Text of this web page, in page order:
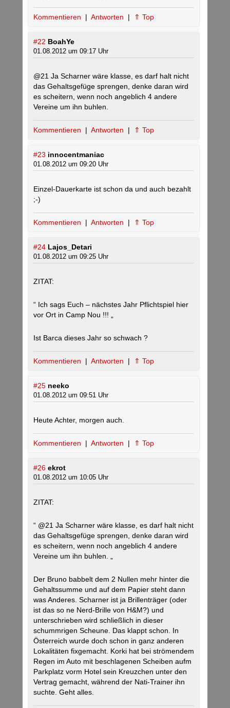
Kommentieren | Antworten | ⇑ Top
#22 BoahYe
01.08.2012 um 09:17 Uhr
@21 Ja Scharner wäre klasse, es darf halt nicht
das Gehaltsgefüge sprengen, denke daran wird
es scheitern, wenn noch angeblich 4 andere
Vereine um ihn buhlen.
Kommentieren | Antworten | ⇑ Top
#23 innocentmaniac
01.08.2012 um 09:20 Uhr
Einzel-Dauerkarte ist schon da und auch bezahlt
;-)
Kommentieren | Antworten | ⇑ Top
#24 Lajos_Detari
01.08.2012 um 09:25 Uhr
ZITAT:
“ Ich sags Euch – nächstes Jahr Pflichtspiel hier
vor Ort in Camp Nou !!! „
Ist Barca dieses Jahr so schwach ?
Kommentieren | Antworten | ⇑ Top
#25 neeko
01.08.2012 um 09:51 Uhr
Heute Achter, morgen auch.
Kommentieren | Antworten | ⇑ Top
#26 ekrot
01.08.2012 um 10:05 Uhr
ZITAT:
“ @21 Ja Scharner wäre klasse, es darf halt nicht
das Gehaltsgefüge sprengen, denke daran wird
es scheitern, wenn noch angeblich 4 andere
Vereine um ihn buhlen. „
Der Bruno babbelt dem 2 Nullen mehr hinter die
Gehaltssumme und auf dem Papier steht dann
was Anderes. Scharner ist ja Brillenträger (oder
ist das so ne Nerd-Brille von H&M?) und
unterschrieben wird schließlich in dieser
schummrigen Scheune. Das klappt schon. In
Österreich wurde doch schon in ganz anderen
Lokalitäten fixgemacht. Korki hat bei strömendem
Regen im Auto mit beschlagenen Scheiben aufm
Parkplatz vorm Hotel sein Kreuzchen unter den
Vertrag gemacht, während der Nati-Trainer ihn
suchte. Geht alles.